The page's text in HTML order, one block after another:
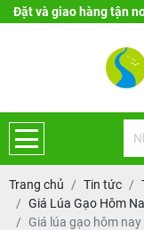
Đặt và giao hàng tận
Trang chủ Tin tức
Giá Lúa Gạo Hôm
Giá lúa gạo hôm